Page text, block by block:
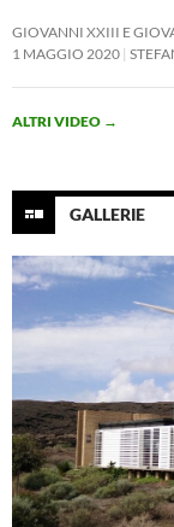
GIOVANNI XXIII E
1 MAGGIO 2020
ALTRI VIDEO →
GALLERIE